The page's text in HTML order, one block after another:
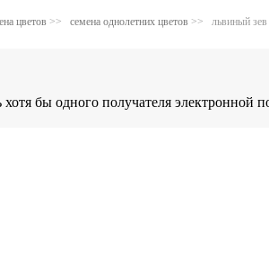
цветов >> семена однолетних цветов >> львиный зев
хотя бы одного получателя электронной